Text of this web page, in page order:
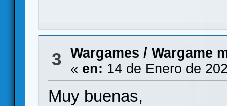
3 Wargames / Wargame
« en: 14 de Enero de
Muy buenas,